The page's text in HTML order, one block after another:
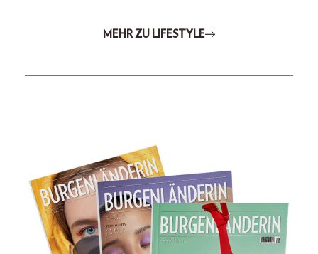
MEHR ZU LIFESTYLE